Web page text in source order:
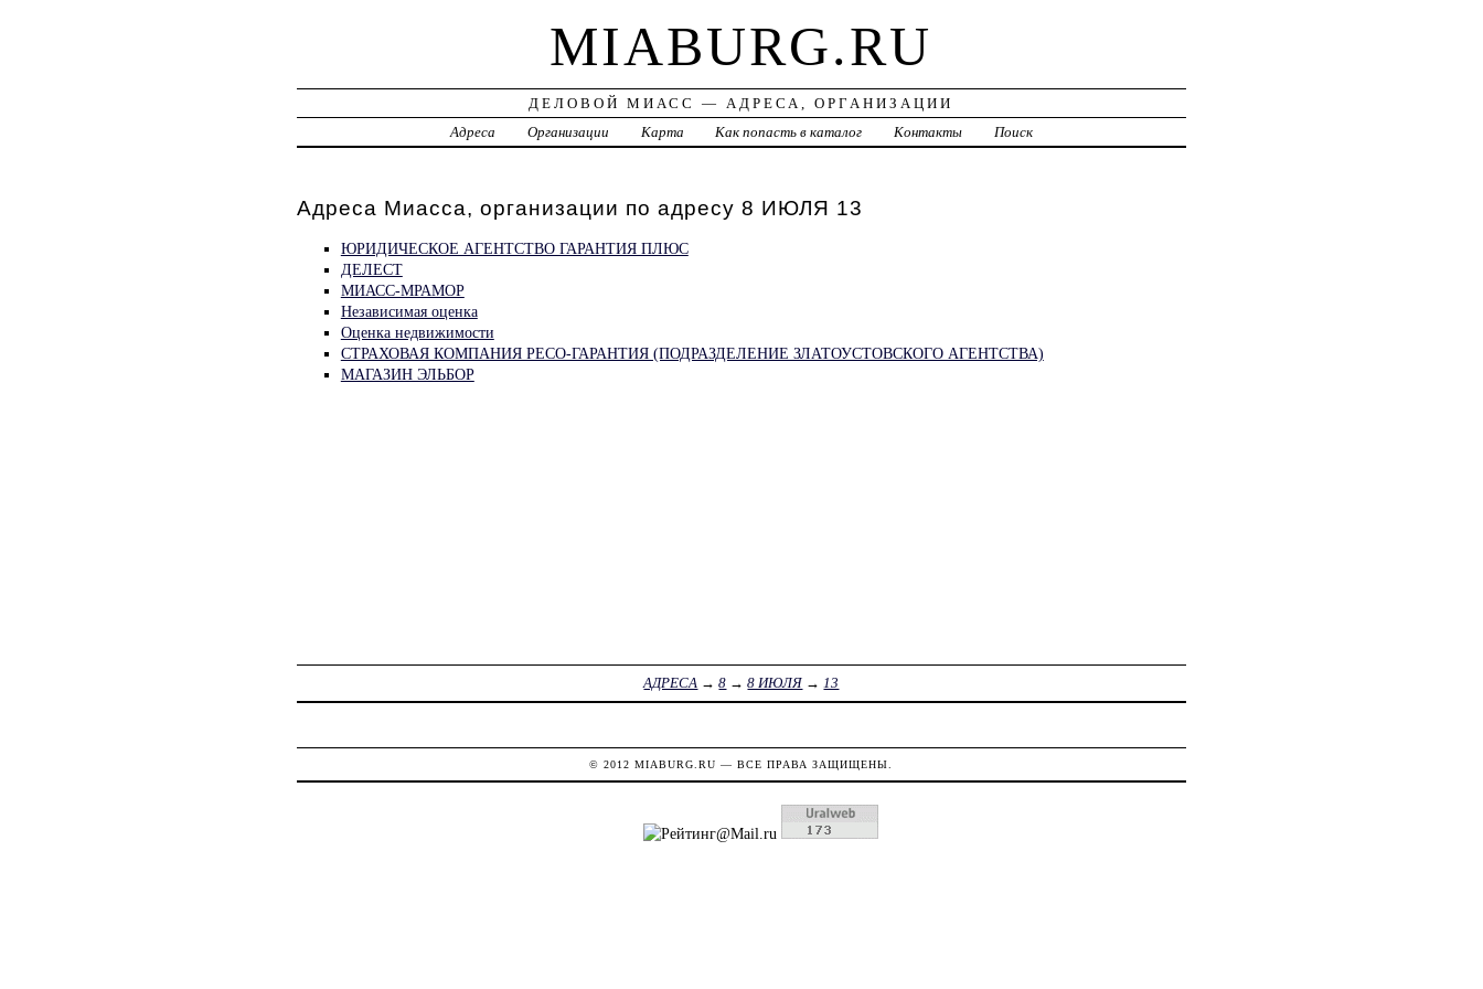
MIABURG.RU
ДЕЛОВОЙ МИАСС — АДРЕСА, ОРГАНИЗАЦИИ
Адреса
Организации Карта Как попасть в каталог Контакты Поиск
Адреса Миасса, организации по адресу 8 ИЮЛЯ 13
ЮРИДИЧЕСКОЕ АГЕНТСТВО ГАРАНТИЯ ПЛЮС
ДЕЛЕСТ
МИАСС-МРАМОР
Независимая оценка
Оценка недвижимости
СТРАХОВАЯ КОМПАНИЯ РЕСО-ГАРАНТИЯ (ПОДРАЗДЕЛЕНИЕ ЗЛАТОУСТОВСКОГО АГЕНТСТВА)
МАГАЗИН ЭЛЬБОР
АДРЕСА →8 →8 ИЮЛЯ →13
© 2012MIABURG.RU — ВСЕ ПРАВА ЗАЩИЩЕНЫ.